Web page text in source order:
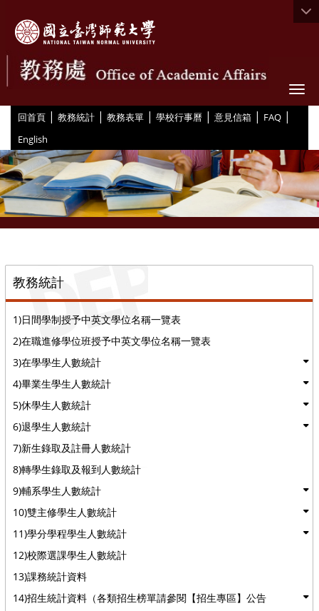
回首頁 | 教務統計 | 教務表單 | 學校行事曆 | 意見信箱 | FAQ |
English
教務統計
1)日間學制授予中英文學位名稱一覽表
2)在職進修學位班授予中英文學位名稱一覽表
3)在學學生人數統計
4)畢業生學生人數統計
5)休學生人數統計
6)退學生人數統計
7)新生錄取及註冊人數統計
8)轉學生錄取及報到人數統計
9)輔系學生人數統計
10)雙主修學生人數統計
11)學分學程學生人數統計
12)校際選課學生人數統計
13)課務統計資料
14)招生統計資料（各類招生榜單請參閱【招生專區】公告